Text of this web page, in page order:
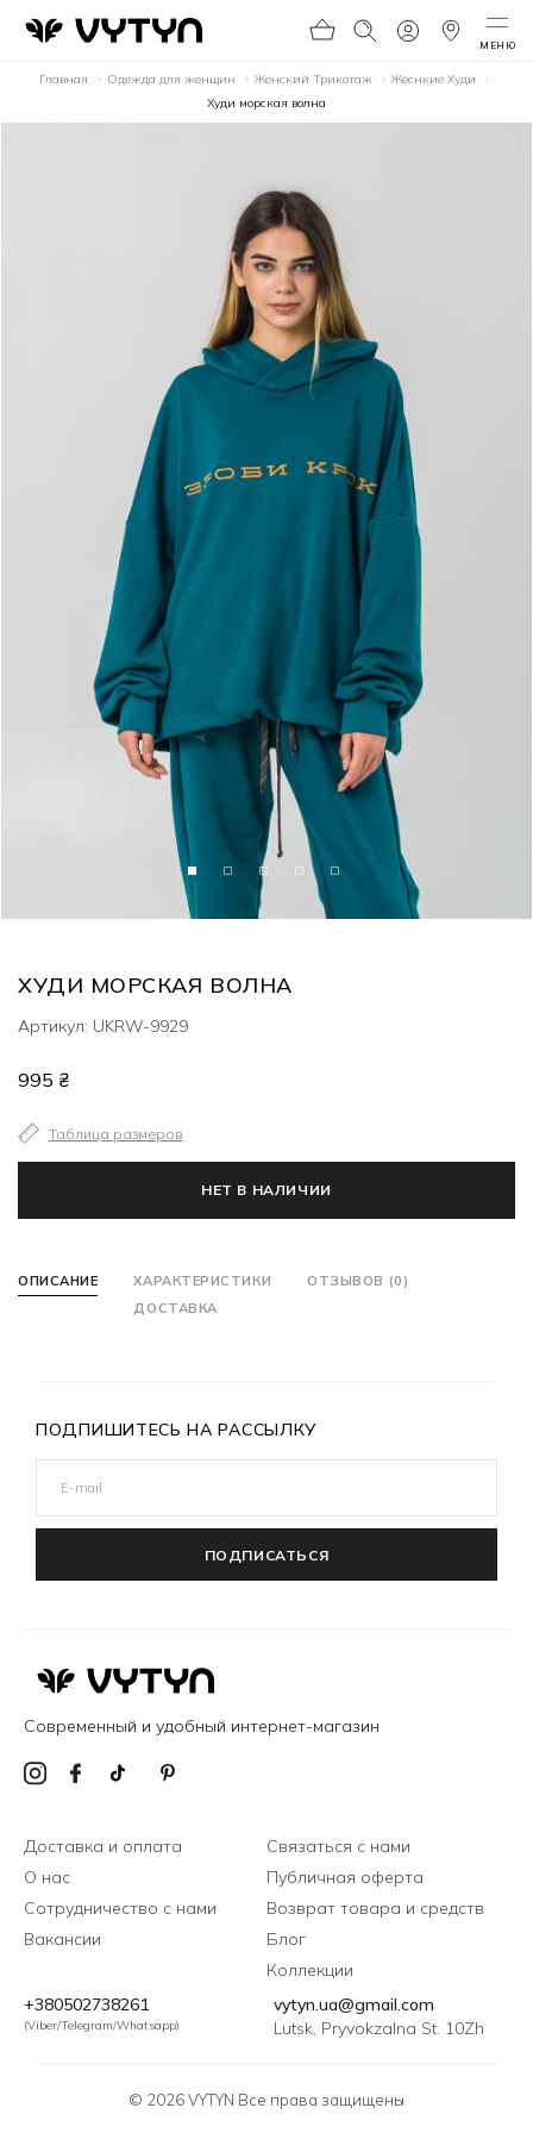
МЕНЮ
Главная Одежда для женщин Женский Трикотаж
Жеснкие Худи
Худи морская волна
ХУДИ МОРСКАЯ ВОЛНА
Артикул: UKRW-9929
995 ₴
Таблица размеров
НЕТ В НАЛИЧИИ
ОПИСАНИЕ ХАРАКТЕРИСТИКИ
ОТЗЫВОВ (0)
ДОСТАВКА
ПОДПИШИТЕСЬ НА РАССЫЛКУ
ПОДПИСАТЬСЯ
Современный и удобный интернет-магазин
Доставка и оплата
О нас
Сотрудничество с нами
Вакансии
Связаться с нами
Публичная оферта
Возврат товара и средств
Блог
Коллекции
+380502738261
(Viber/Telegram/Whatsapp)
vytyn.ua@gmail.com
Lutsk, Pryvokzalna St. 10Zh
© 2026 VYTYN Все права защищены